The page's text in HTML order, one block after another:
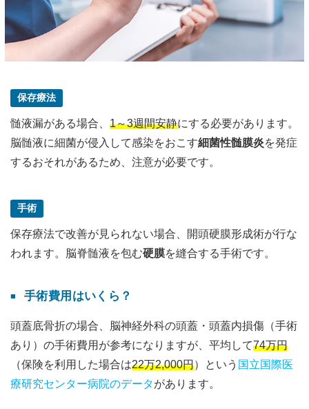
保存療法
髄液漏がある場合、 1～3週間安静にする必要があります。
脳髄液に細菌が侵入して感染をおこす細菌性髄膜炎を発症
するおそれがあるため、注意が必要です。
手術
保存療法で改善が見られない場合、開頭硬膜形成術が行な
われます。脳脊髄液を包む硬膜を縫合する手術です。
手術費用はいくら？
頭蓋底骨折の場合、脳神経外科の頭蓋・頭蓋内損傷（手術
あり）の手術費用が参考になりますが、平均して74万円
（保険を利用した場合は22万2,000円）という 国立国際医
療研究センター病院のデータがあります。